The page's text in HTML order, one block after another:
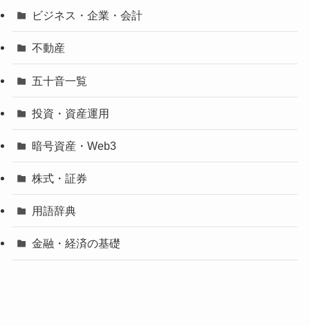
ビジネス・企業・会計
不動産
五十音一覧
投資・資産運用
暗号資産・Web3
株式・証券
用語辞典
金融・経済の基礎